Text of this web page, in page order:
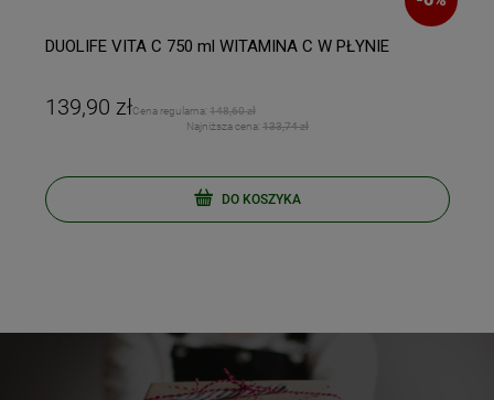
DUOLIFE VITA C 750 ml WITAMINA C W PŁYNIE
139,90 złCena regularna: 148,60 zł
Najniższa cena: 133,74 zł
DO KOSZYKA